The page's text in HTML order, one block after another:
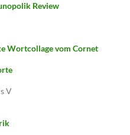
Review
Wortcollage vom Cornet
V